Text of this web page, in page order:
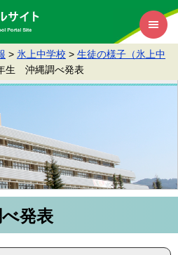
> 氷上中学校 > 生徒の様子（氷上中
生 沖縄調べ発表
発表